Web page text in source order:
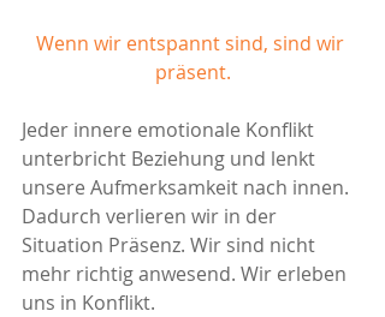
Wenn wir entspannt sind, sind wir
präsent.
Jeder innere emotionale Konflikt
unterbricht Beziehung und lenkt
unsere Aufmerksamkeit nach innen.
Dadurch verlieren wir in der
Situation Präsenz. Wir sind nicht
mehr richtig anwesend. Wir erleben
uns in Konflikt.